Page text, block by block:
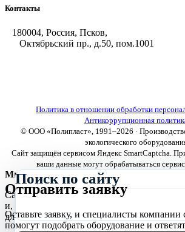
Контакты
180004, Россия, Псков,
Октябрьский пр., д.50, пом.1001
Политика в отношении обработки
Антикоррупционная
© ООО «Полипласт», 1991–2026 ·
экологического
Сайт защищён сервисом Яндекс SmartCaptcha.
ваши данные могут обрабатываться
Поиск по сайту
Отправить заявку
Оставьте заявку, и специалисты компании
помогут подобрать оборудование и
Мы используем cookies
Сайт использует необходимые cookies для
и, с вашего согласия, аналитические
для улучшения сайта.Подробнее